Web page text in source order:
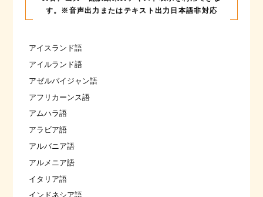
す。※音声出力またはテキスト出力日本語非対応
アイスランド語
アイルランド語
アゼルバイジャン語
アフリカーンス語
アムハラ語
アラビア語
アルバニア語
アルメニア語
イタリア語
インドネシア語